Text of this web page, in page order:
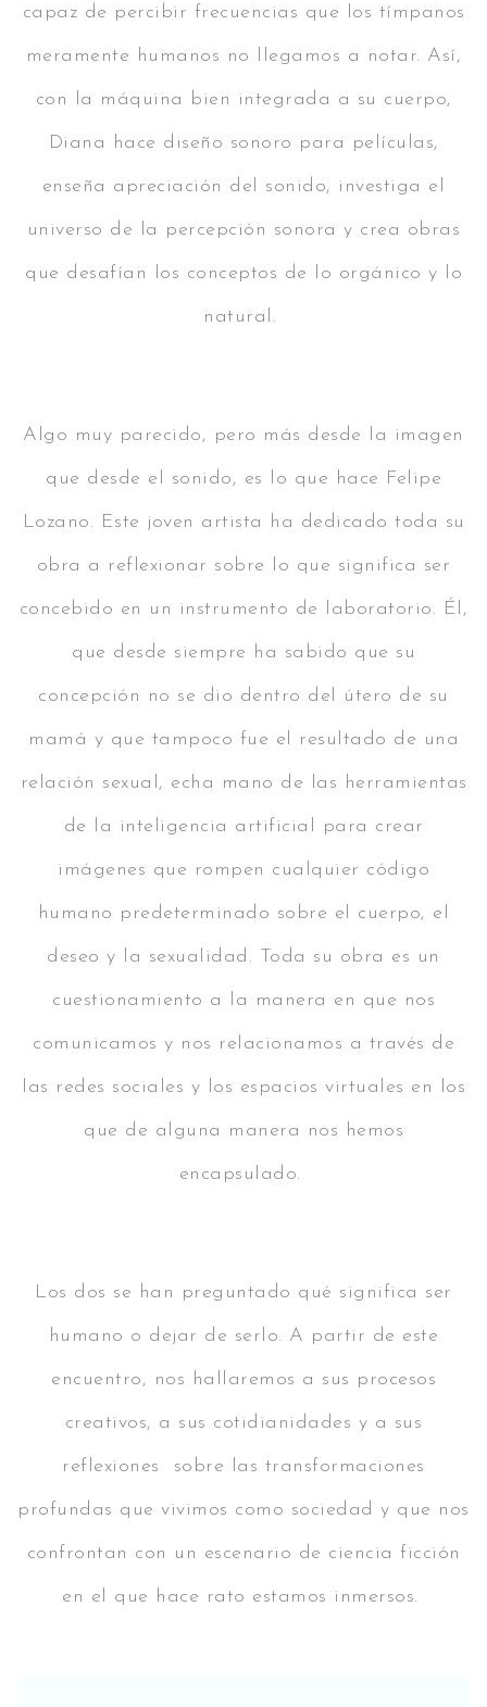
capaz de percibir frecuencias que los tímpanos
meramente humanos no llegamos a notar. Así,
con la máquina bien integrada a su cuerpo,
Diana hace diseño sonoro para películas,
enseña apreciación del sonido, investiga el
universo de la percepción sonora y crea obras
que desafían los conceptos de lo orgánico y lo
natural.
Algo muy parecido, pero más desde la imagen
que desde el sonido, es lo que hace Felipe
Lozano. Este joven artista ha dedicado toda su
obra a reflexionar sobre lo que significa ser
concebido en un instrumento de laboratorio. Él,
que desde siempre ha sabido que su
concepción no se dio dentro del útero de su
mamá y que tampoco fue el resultado de una
relación sexual, echa mano de las herramientas
de la inteligencia artificial para crear
imágenes que rompen cualquier código
humano predeterminado sobre el cuerpo, el
deseo y la sexualidad. Toda su obra es un
cuestionamiento a la manera en que nos
comunicamos y nos relacionamos a través de
las redes sociales y los espacios virtuales en los
que de alguna manera nos hemos
encapsulado.
Los dos se han preguntado qué significa ser
humano o dejar de serlo. A partir de este
encuentro, nos hallaremos a sus procesos
creativos, a sus cotidianidades y a sus
reflexiones sobre las transformaciones
profundas que vivimos como sociedad y que nos
confrontan con un escenario de ciencia ficción
en el que hace rato estamos inmersos.